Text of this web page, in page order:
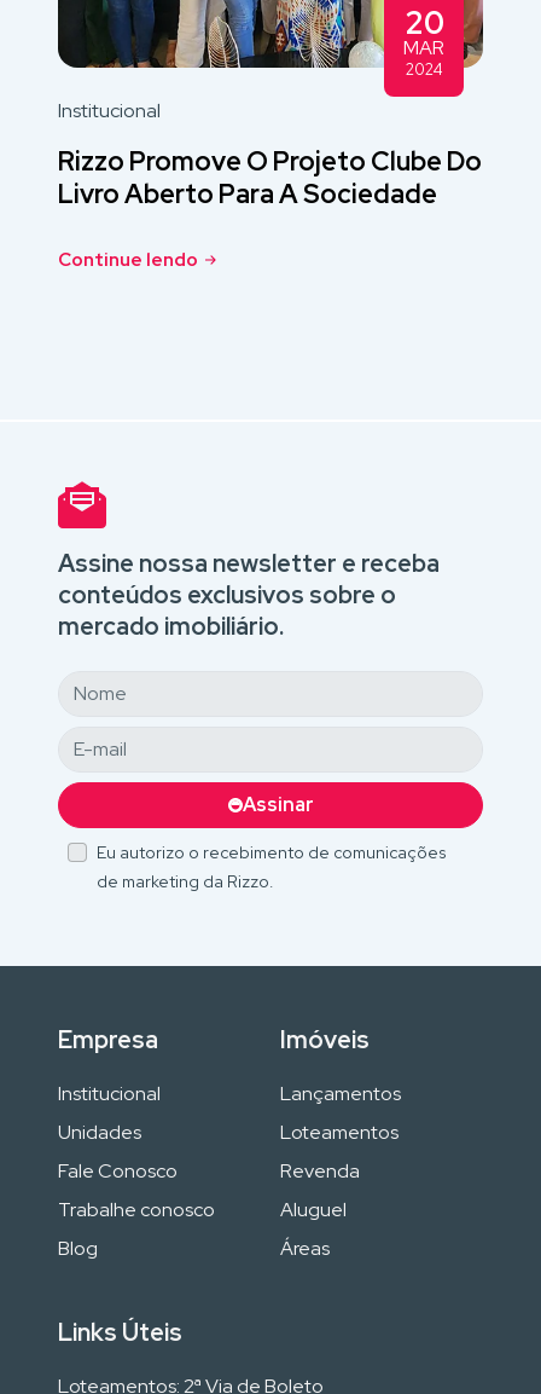
20
MAR
2024
Institucional
Rizzo Promove O Projeto Clube Do
Livro Aberto Para A Sociedade
Continue lendo
Assine nossa newsletter e receba
conteúdos exclusivos sobre o
mercado imobiliário.
Assinar
Eu autorizo o recebimento de comunicações
de marketing da Rizzo.
Empresa
Institucional
Unidades
Fale Conosco
Trabalhe conosco
Blog
Imóveis
Lançamentos
Loteamentos
Revenda
Aluguel
Áreas
Links Úteis
Loteamentos: 2ª Via de Boleto